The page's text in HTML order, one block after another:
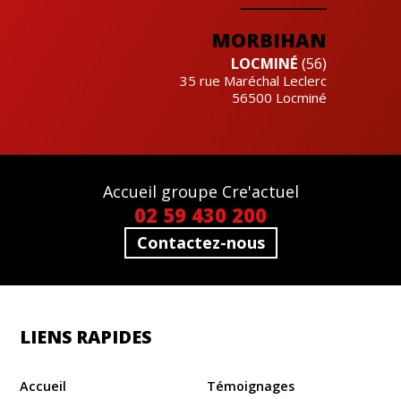
MORBIHAN
LOCMINÉ (56)
35 rue Maréchal Leclerc
56500 Locminé
Accueil groupe Cre'actuel
02 59 430 200
Contactez-nous
LIENS RAPIDES
Accueil
Témoignages